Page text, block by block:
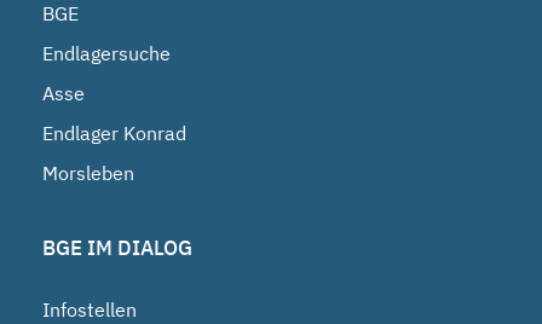
BGE
Endlagersuche
Asse
Endlager Konrad
Morsleben
BGE IM DIALOG
Infostellen